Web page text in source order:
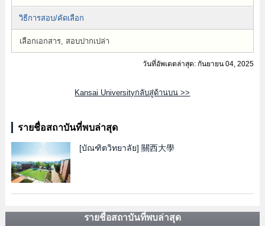
วิธีการสอบ/คัดเลือก
เลือกเอกสาร, สอบปากเปล่า
วันที่อัพเดตล่าสุด: กันยายน 04, 2025
Kansai Universityกลับสู่ด้านบน >>
รายชื่อสถาบันที่พบล่าสุด
[บัณฑิตวิทยาลัย] 關西大學
รายชื่อสถาบันที่พบล่าสุด